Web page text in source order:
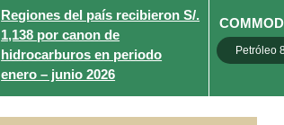
Regiones del país recibieron S/.
1,138 por canon de
hidrocarburos en periodo
enero – junio 2026
Petróleo